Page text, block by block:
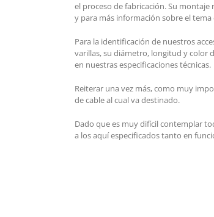
el proceso de fabricación. Su
y para más información sobre el
Para la identificación de nuestros
varillas, su diámetro, longitud y color
en nuestras especificaciones técnicas.
Reiterar una vez más, como muy
de cable al cual va destinado.
Dado que es muy difícil contemplar
a los aquí especificados tanto en